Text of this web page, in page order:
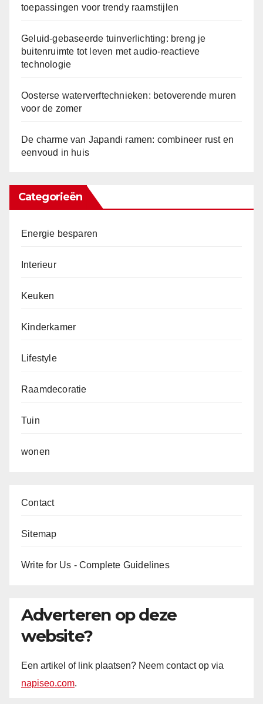
toepassingen voor trendy raamstijlen
Geluid-gebaseerde tuinverlichting: breng je
buitenruimte tot leven met audio-reactieve
technologie
Oosterse waterverftechnieken: betoverende muren
voor de zomer
De charme van Japandi ramen: combineer rust en
eenvoud in huis
Categorieën
Energie besparen
Interieur
Keuken
Kinderkamer
Lifestyle
Raamdecoratie
Tuin
wonen
Contact
Sitemap
Write for Us - Complete Guidelines
Adverteren op deze
website?
Een artikel of link plaatsen? Neem contact op via
napiseo.com.